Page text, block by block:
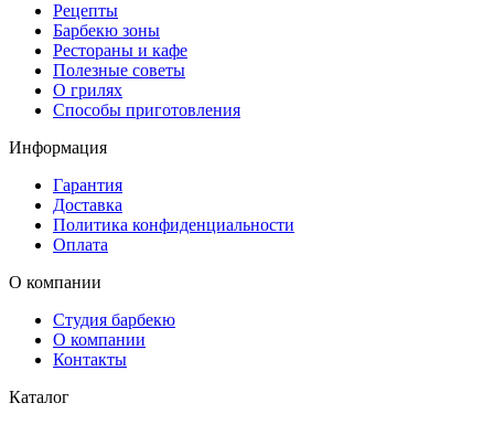
Рецепты
Барбекю зоны
Рестораны и кафе
Полезные советы
О грилях
Способы приготовления
Информация
Гарантия
Доставка
Политика конфиденциальности
Оплата
О компании
Студия барбекю
О компании
Контакты
Каталог